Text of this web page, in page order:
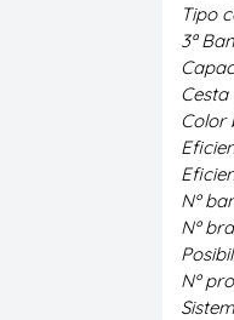
Tipo
3ª
Color
Nº
Nº
Nº